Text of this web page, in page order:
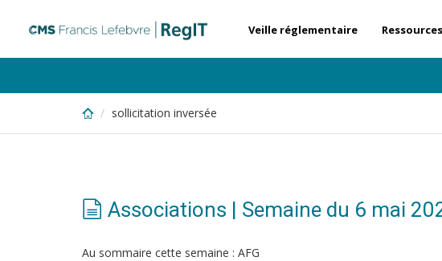
content
Veille réglementaire
sollicitation inversée
Associations | Semaine du 6 mai
Au sommaire cette semaine : AFG